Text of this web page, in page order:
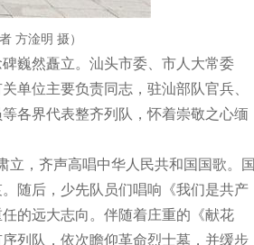
方淦明 摄）
巍然矗立。汕头市委、市人大常委
单位主要负责同志，驻汕部队官兵、
各界代表整齐列队，怀着崇敬之心缅
，齐声高唱中华人民共和国国歌。国
随后，少先队员们唱响《我们是共产
的远大志向。伴随着庄重的《献花
列队，依次瞻仰革命烈士墓，并缓步